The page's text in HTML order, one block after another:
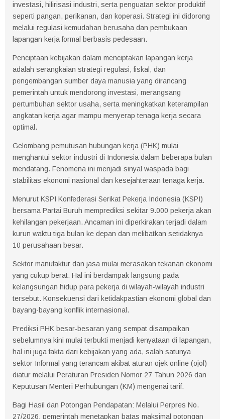
investasi, hilirisasi industri, serta penguatan sektor produktif
seperti pangan, perikanan, dan koperasi. Strategi ini didorong
melalui regulasi kemudahan berusaha dan pembukaan
lapangan kerja formal berbasis pedesaan.
Penciptaan kebijakan dalam menciptakan lapangan kerja
adalah serangkaian strategi regulasi, fiskal, dan
pengembangan sumber daya manusia yang dirancang
pemerintah untuk mendorong investasi, merangsang
pertumbuhan sektor usaha, serta meningkatkan keterampilan
angkatan kerja agar mampu menyerap tenaga kerja secara
optimal.
Gelombang pemutusan hubungan kerja (PHK) mulai
menghantui sektor industri di Indonesia dalam beberapa bulan
mendatang. Fenomena ini menjadi sinyal waspada bagi
stabilitas ekonomi nasional dan kesejahteraan tenaga kerja.
Menurut KSPI Konfederasi Serikat Pekerja Indonesia (KSPI)
bersama Partai Buruh memprediksi sekitar 9.000 pekerja akan
kehilangan pekerjaan. Ancaman ini diperkirakan terjadi dalam
kurun waktu tiga bulan ke depan dan melibatkan setidaknya
10 perusahaan besar.
Sektor manufaktur dan jasa mulai merasakan tekanan ekonomi
yang cukup berat. Hal ini berdampak langsung pada
kelangsungan hidup para pekerja di wilayah-wilayah industri
tersebut. Konsekuensi dari ketidakpastian ekonomi global dan
bayang-bayang konflik internasional.
Prediksi PHK besar-besaran yang sempat disampaikan
sebelumnya kini mulai terbukti menjadi kenyataan di lapangan,
hal ini juga fakta dari kebijakan yang ada, salah satunya
sektor Informal yang terancam akibat aturan ojek online (ojol)
diatur melalui Peraturan Presiden Nomor 27 Tahun 2026 dan
Keputusan Menteri Perhubungan (KM) mengenai tarif.
Bagi Hasil dan Potongan Pendapatan: Melalui Perpres No.
27/2026, pemerintah menetapkan batas maksimal potongan